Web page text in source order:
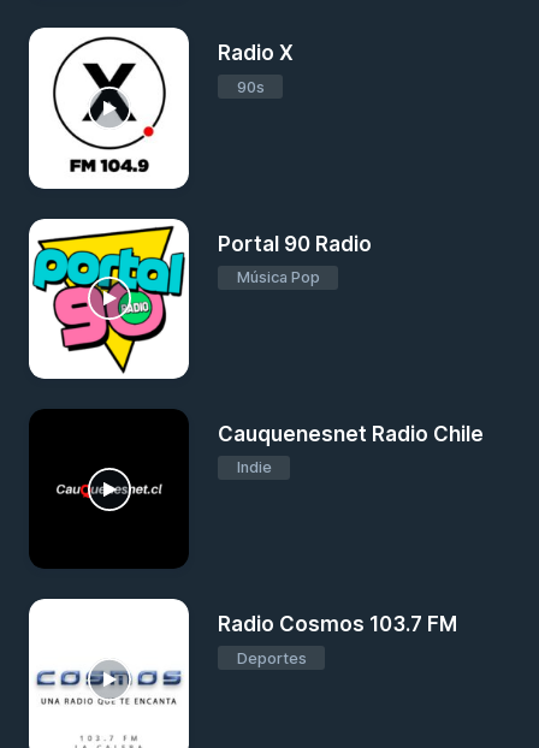
Radio X
90s
Portal 90 Radio
Música Pop
Cauquenesnet Radio Chile
Indie
Radio Cosmos 103.7 FM
Deportes